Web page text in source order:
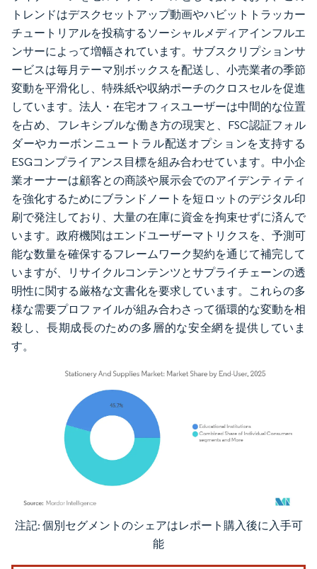
トレンドはデスクセットアップ動画やハビットトラッカー
チュートリアルを投稿するソーシャルメディアインフルエ
ンサーによって増幅されています。サブスクリプションサ
ービスは毎月テーマ別ボックスを配送し、小売業者の季節
変動を平滑化し、特殊紙や収納ポーチのクロスセルを促進
しています。法人・在宅オフィスユーザーは中間的な位置
を占め、フレキシブルな働き方の現実と、FSC認証フォル
ダーやカーボンニュートラル配送オプションを支持する
ESGコンプライアンス目標を組み合わせています。中小企
業オーナーは顧客との商談や展示会でのアイデンティティ
を強化するためにブランドノートを短ロットのデジタル印
刷で発注しており、大量の在庫に資金を拘束せずに済んで
います。政府機関はエンドユーザーマトリクスを、予測可
能な数量を確保するフレームワーク契約を通じて補完して
いますが、リサイクルコンテンツとサプライチェーンの透
明性に関する厳格な文書化を要求しています。これらの多
様な需要プロファイルが組み合わさって循環的な変動を相
殺し、長期成長のための多層的な安全網を提供していま
す。
画像 © Mordor Intelligence。再利用にはCC BY 4.0の表示が必要です。
注記: 個別セグメントのシェアはレポート購入後に入手可
能